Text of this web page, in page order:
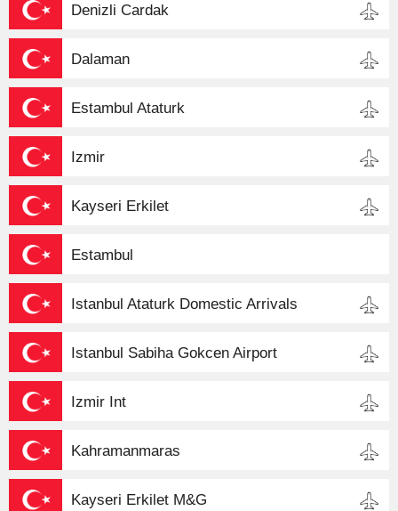
Denizli Cardak
Dalaman
Estambul Ataturk
Izmir
Kayseri Erkilet
Estambul
Istanbul Ataturk Domestic Arrivals
Istanbul Sabiha Gokcen Airport
Izmir Int
Kahramanmaras
Kayseri Erkilet M&G